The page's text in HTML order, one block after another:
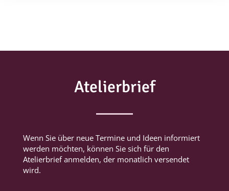
Atelierbrief
Wenn Sie über neue Termine und Ideen informiert
werden möchten, können Sie sich für den
Atelierbrief anmelden, der monatlich versendet
wird.